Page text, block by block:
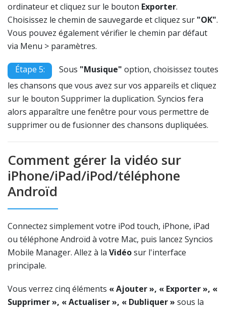
ordinateur et cliquez sur le bouton Exporter.
Choisissez le chemin de sauvegarde et cliquez sur "OK".
Vous pouvez également vérifier le chemin par défaut
via Menu > paramètres.
Étape 5: Sous "Musique" option, choisissez toutes
les chansons que vous avez sur vos appareils et cliquez
sur le bouton Supprimer la duplication. Syncios fera
alors apparaître une fenêtre pour vous permettre de
supprimer ou de fusionner des chansons dupliquées.
Comment gérer la vidéo sur
iPhone/iPad/iPod/téléphone
Androïd
Connectez simplement votre iPod touch, iPhone, iPad
ou téléphone Androïd à votre Mac, puis lancez Syncios
Mobile Manager. Allez à la Vidéosur l'interface
principale.
Vous verrez cinq éléments « Ajouter », « Exporter », «
Supprimer », « Actualiser », « Dubliquer » sous la